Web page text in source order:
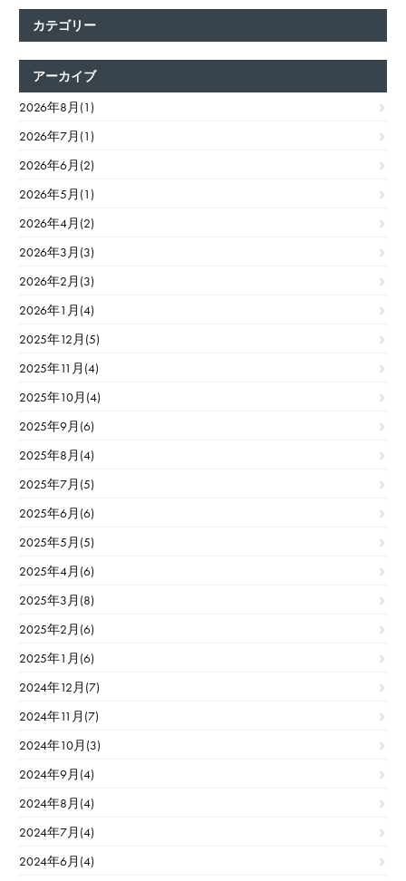
カテゴリー
アーカイブ
2026年8月(1)
2026年7月(1)
2026年6月(2)
2026年5月(1)
2026年4月(2)
2026年3月(3)
2026年2月(3)
2026年1月(4)
2025年12月(5)
2025年11月(4)
2025年10月(4)
2025年9月(6)
2025年8月(4)
2025年7月(5)
2025年6月(6)
2025年5月(5)
2025年4月(6)
2025年3月(8)
2025年2月(6)
2025年1月(6)
2024年12月(7)
2024年11月(7)
2024年10月(3)
2024年9月(4)
2024年8月(4)
2024年7月(4)
2024年6月(4)